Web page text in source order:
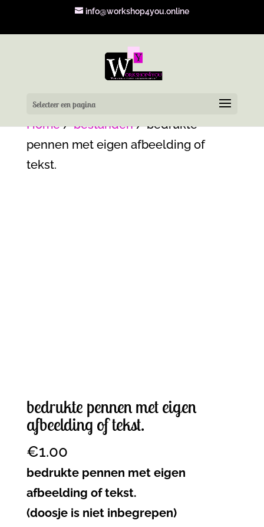
info@workshop4you.online
Selecteer een pagina
Home/bestanden/ bedrukte
pennen met eigen afbeelding of
tekst.
bedrukte pennen met eigen
afbeelding of tekst.
€1.00
bedrukte pennen met eigen
afbeelding of tekst.
(doosje is niet inbegrepen)